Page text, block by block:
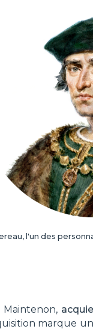
l'un des
Maintenon,
marque